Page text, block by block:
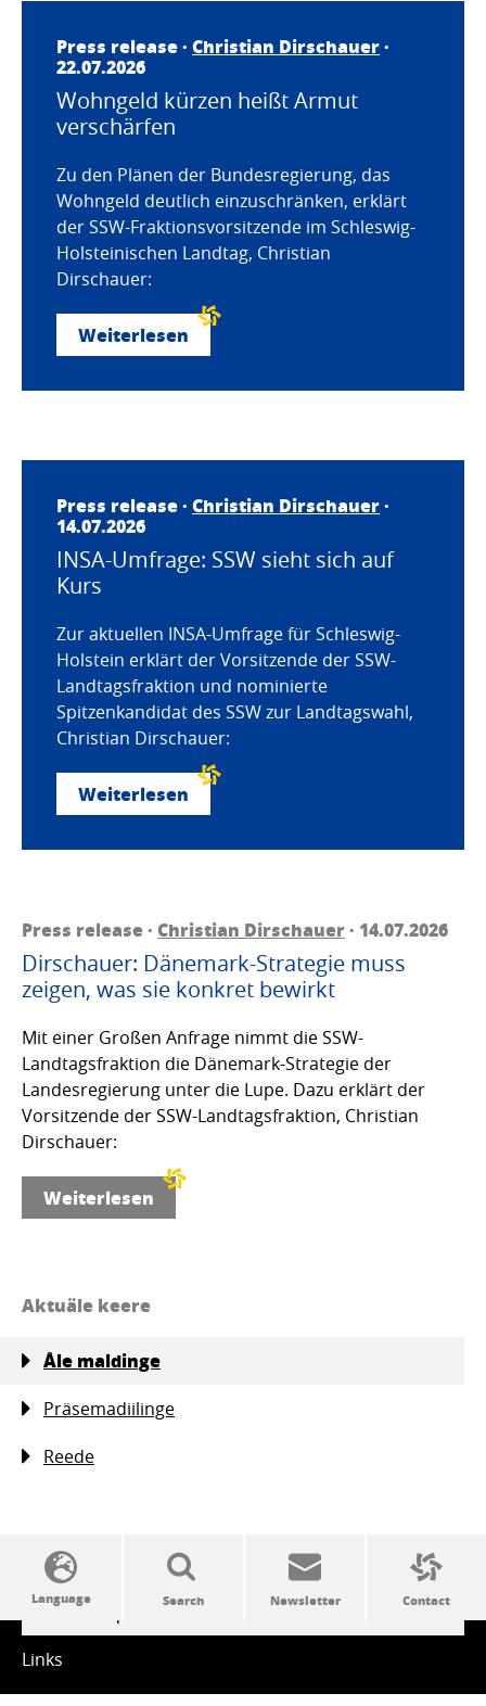
Press release · Christian Dirschauer·
22.07.2026
Wohngeld kürzen heißt Armut
verschärfen
Zu den Plänen der Bundesregierung, das
Wohngeld deutlich einzuschränken, erklärt
der SSW-Fraktionsvorsitzende im Schleswig-
Holsteinischen Landtag, Christian
Dirschauer:
Weiterlesen
Press release · Christian Dirschauer·
14.07.2026
INSA-Umfrage: SSW sieht sich auf
Kurs
Zur aktuellen INSA-Umfrage für Schleswig-
Holstein erklärt der Vorsitzende der SSW-
Landtagsfraktion und nominierte
Spitzenkandidat des SSW zur Landtagswahl,
Christian Dirschauer:
Weiterlesen
Press release · Christian Dirschauer· 14.07.2026
Dirschauer: Dänemark-Strategie muss
zeigen, was sie konkret bewirkt
Mit einer Großen Anfrage nimmt die SSW-
Landtagsfraktion die Dänemark-Strategie der
Landesregierung unter die Lupe. Dazu erklärt der
Vorsitzende der SSW-Landtagsfraktion, Christian
Dirschauer:
Weiterlesen
Aktuäle keere
Åle maldinge
Präsemadiilinge
Reede
SSW politics from A to Z
Links